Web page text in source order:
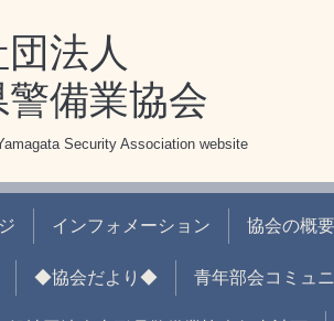
法人
備業協会
Security Association website
インフォメーション 協会の概要
◆協会だより◆ 青年部会コミュ